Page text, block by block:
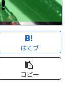
はてブ
コピー